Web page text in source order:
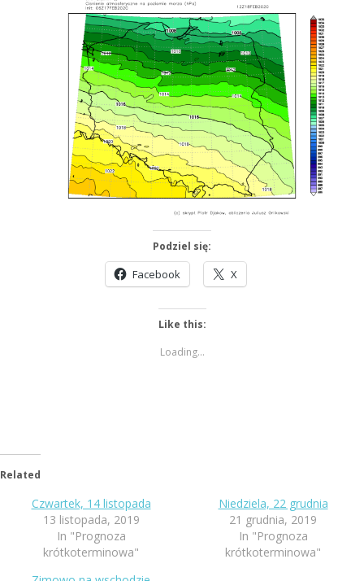
Podziel się:
Facebook X
Like this:
Loading...
Related
Czwartek, 14 listopada
13 listopada, 2019
In "Prognoza
krótkoterminowa"
Niedziela, 22 grudnia
21 grudnia, 2019
In "Prognoza
krótkoterminowa"